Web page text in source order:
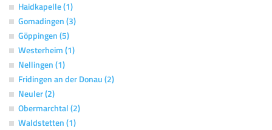
Haidkapelle (1)
Gomadingen (3)
Göppingen (5)
Westerheim (1)
Nellingen (1)
Fridingen an der Donau (2)
Neuler (2)
Obermarchtal (2)
Waldstetten (1)